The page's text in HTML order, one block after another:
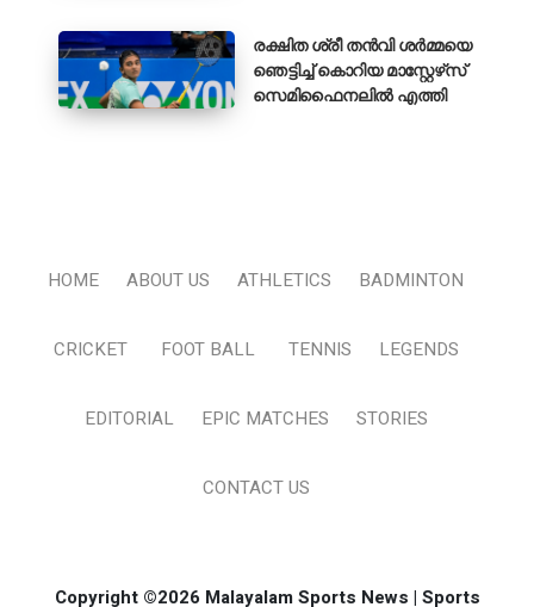
രക്ഷിത ശ്രീ തൻവി ശർമ്മയെ
ഞെട്ടിച്ച് കൊറിയ മാസ്റ്റേഴ്‌സ്
സെമിഫൈനലിൽ എത്തി
HOME ABOUT US ATHLETICS BADMINTON
CRICKET FOOT BALL TENNIS LEGENDS
EDITORIAL EPIC MATCHES STORIES
CONTACT US
Copyright ©2026 Malayalam Sports News | Sports